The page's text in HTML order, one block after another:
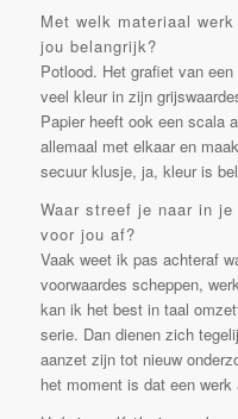
Met welk materiaal
jou belangrijk?
Potlood. Het grafiet van
veel kleur in zijn
Papier heeft ook een scala
allemaal met elkaar en
secuur klusje, ja, kleur is
Waar streef je naar in
voor jou af?
Vaak weet ik pas achteraf
voorwaardes scheppen,
kan ik het best in taal
serie. Dan dienen zich
aanzet zijn tot nieuw
het moment is dat een werk